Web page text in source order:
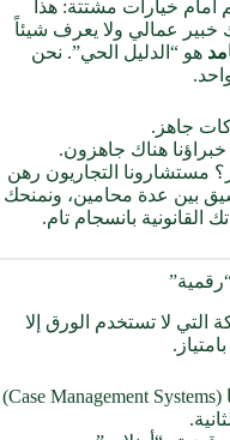
أمام خيارات مشتتة: هذا
خبير عمالي ولا يعرف شيئاً
هو “الدليل الحي”. نحن
جاهز.
هناك جاهزون.
مستشارونا التجاريون رهن
بين عدة محامين، ونمنحك
القانونية بانسجام تام.
في 2026 هي الشركة التي لا تستخدم الورق إلا
نستخدم أحدث أنظمة إدارة القضايا (Case Management Systems)